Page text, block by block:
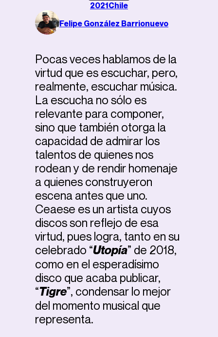
Felipe González Barrionuevo
Pocas veces hablamos de la
virtud que es escuchar, pero,
realmente, escuchar música.
La escucha no sólo es
relevante para componer,
sino que también otorga la
capacidad de admirar los
talentos de quienes nos
rodean y de rendir homenaje
a quienes construyeron
escena antes que uno.
Ceaese es un artista cuyos
discos son reflejo de esa
virtud, pues logra, tanto en su
celebrado “Utopía” de 2018,
como en el esperadísimo
disco que acaba publicar,
“Tigre”, condensar lo mejor
del momento musical que
representa.
2021Chile